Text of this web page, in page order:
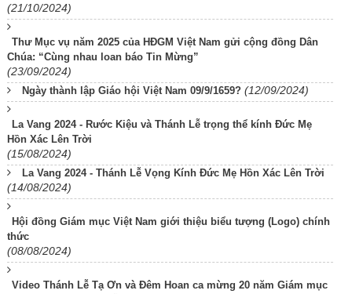
(21/10/2024)
Thư Mục vụ năm 2025 của HĐGM Việt Nam gửi cộng đồng Dân
Chúa: “Cùng nhau loan báo Tin Mừng”
(23/09/2024)
Ngày thành lập Giáo hội Việt Nam 09/9/1659? (12/09/2024)
La Vang 2024 - Rước Kiệu và Thánh Lễ trọng thể kính Đức Mẹ
Hồn Xác Lên Trời
(15/08/2024)
La Vang 2024 - Thánh Lễ Vọng Kính Đức Mẹ Hồn Xác Lên Trời
(14/08/2024)
Hội đồng Giám mục Việt Nam giới thiệu biểu tượng (Logo) chính
thức
(08/08/2024)
Video Thánh Lễ Tạ Ơn và Đêm Hoan ca mừng 20 năm Giám mục